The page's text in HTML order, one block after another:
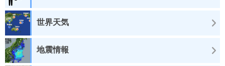
世界天気
地震情報